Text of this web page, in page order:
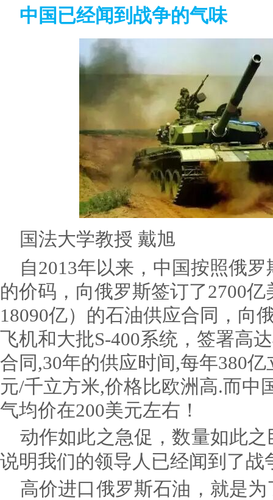
中国已经闻到战争的气味
国法大学教授 戴旭
自2013年以来，中国按照俄罗
的价码，向俄罗斯签订了2700
18090亿）的石油供应合同，向
飞机和大批S-400系统，签署高
合同,30年的供应时间,每年380
元/千立方米,价格比欧洲高.而中
气均价在200美元左右！
动作如此之急促，数量如此之
说明我们的领导人已经闻到了战
高价进口俄罗斯石油，就是为